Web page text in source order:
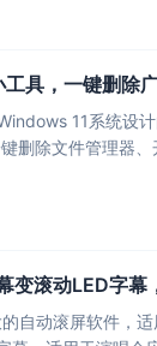
具，一键删除
11系统设计
删除文件管理器、
变滚动LED字幕
件，适用于iPhone和iPad